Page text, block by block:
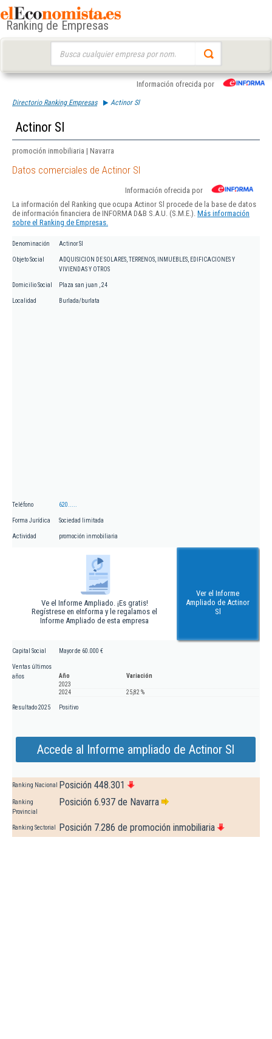
Ranking de Empresas
Información ofrecida por
Directorio Ranking Empresas Actinor Sl
Actinor Sl
promoción inmobiliaria | Navarra
Datos comerciales de Actinor Sl
Información ofrecida por
La información del Ranking que ocupa Actinor Sl procede de la base de datos
de información financiera de INFORMA D&B S.A.U. (S.M.E.). Más información
sobre el Ranking de Empresas.
Denominación Actinor Sl
Objeto Social
ADQUISICION DE SOLARES, TERRENOS, INMUEBLES, EDIFICACIONES Y
VIVIENDAS Y OTROS
Domicilio Social Plaza san juan , 24
Localidad Burlada/burlata
Teléfono 620.....
Forma Jurídica Sociedad limitada
Actividad promoción inmobiliaria
Ve el Informe Ampliado. ¡Es gratis!
Regístrese en eInforma y le regalamos el
Informe Ampliado de esta empresa
Ver el Informe
Ampliado de Actinor
Sl
Capital Social Mayor de 60.000 €
Ventas últimos
años
Año
Variación
2023
2024
25,82 %
Resultado 2025 Positivo
Accede al Informe ampliado de Actinor Sl
Ranking Nacional Posición 448.301
Ranking
Provincial
Posición 6.937 de Navarra
Ranking Sectorial Posición 7.286 de promoción inmobiliaria